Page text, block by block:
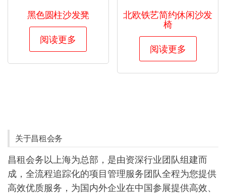
黑色圆柱沙发凳
阅读更多
北欧铁艺简约休闲沙发
椅
阅读更多
关于昌租会务
昌租会务以上海为总部，是由资深行业团队组建而
成，全流程追踪化的项目管理服务团队全程为您提供
高效优质服务，为国内外企业在中国参展提供高效、